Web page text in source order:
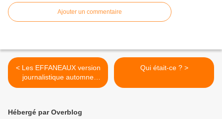
Ajouter un commentaire
< Les EFFANEAUX version
journalistique automne
2022 !
Qui était-ce ? >
Hébergé par Overblog